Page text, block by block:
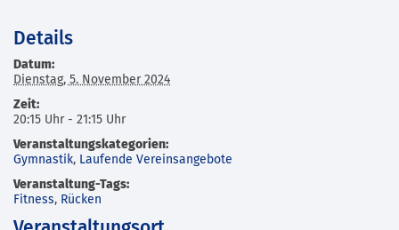
Details
Datum:
Dienstag, 5. November 2024
Zeit:
20:15 Uhr - 21:15 Uhr
Veranstaltungskategorien:
Gymnastik, Laufende Vereinsangebote
Veranstaltung-Tags:
Fitness, Rücken